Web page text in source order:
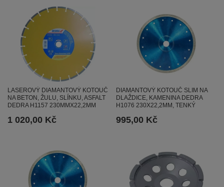
LASEROVÝ DIAMANTOVÝ KOTOUČ
NA BETON, ŽULU, SLÍNKU, ASFALT
DEDRA H1157 230MMX22,2MM
1 020,00 Kč
DIAMANTOVÝ KOTOUČ SLIM NA
DLAŽDICE, KAMENINA DEDRA
H1076 230X22,2MM, TENKÝ
995,00 Kč